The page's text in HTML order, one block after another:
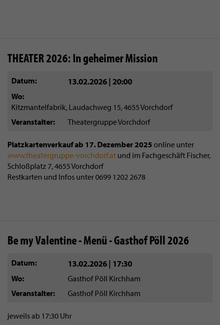
THEATER 2026: In geheimer Mission
Datum 13.02.2026 | 20:00
Wo
Kitzmantelfabrik, Laudachweg 15, 4655 Vorchdorf
Veranstalter
Theatergruppe Vorchdorf
Platzkartenverkauf ab 17. Dezember 2025 online unter
www.theatergruppe-vorchdorf.at und im Fachgeschäft Fischer,
Schloßplatz 7, 4655 Vorchdorf
Restkarten und Infos unter 0699 1202 2678
Be my Valentine - Menü - Gasthof Pöll 2026
Datum 13.02.2026 | 17:30
Wo
Gasthof Pöll Kirchham
Veranstalter
Gasthof Pöll Kirchham
jeweils ab 17:30 Uhr